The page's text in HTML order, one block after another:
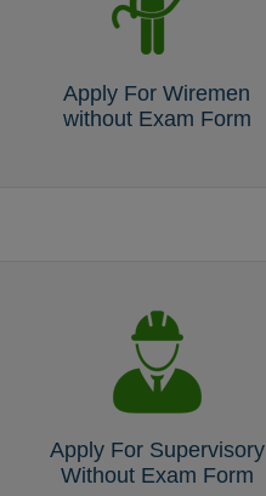
Apply For Wiremen
without Exam Form
Apply For Supervisory
Without Exam Form